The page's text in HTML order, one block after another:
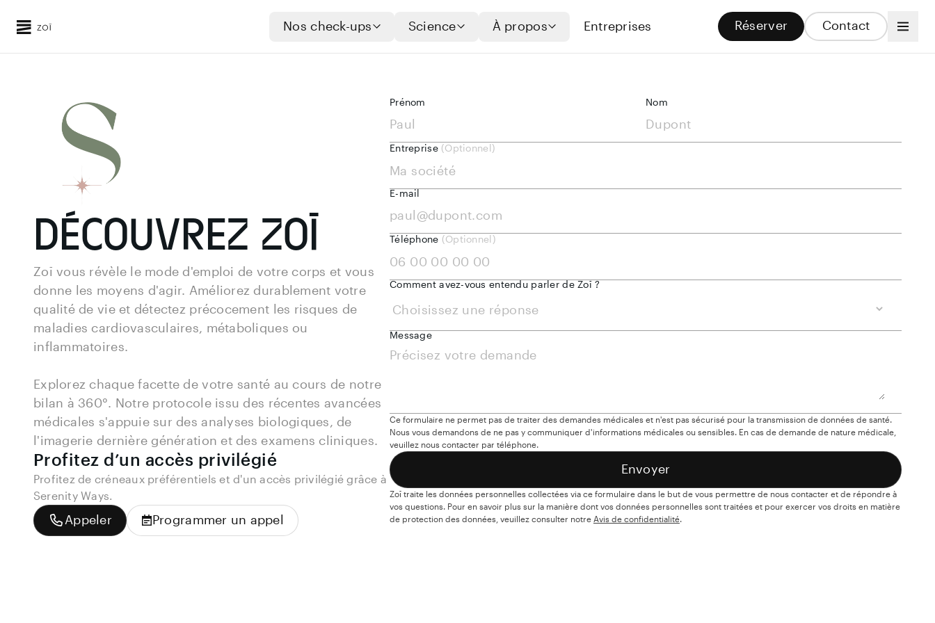
Nos check-ups Science À propos Entreprises Réserver Contact
Découvrez Zoī
Zoī vous révèle le mode d'emploi de votre corps et vous
donne les moyens d'agir. Améliorez durablement votre
qualité de vie et détectez précocement les risques de
maladies cardiovasculaires, métaboliques ou
inflammatoires.
Explorez chaque facette de votre santé au cours de notre
bilan à 360°. Notre protocole issu des récentes avancées
médicales s'appuie sur des analyses biologiques, de
l'imagerie dernière génération et des examens cliniques.
Profitez d’un accès privilégié
Profitez de créneaux préférentiels et d'un accès privilégié grâce à
Serenity Ways.
Appeler Programmer un appel
Prénom Nom
Entreprise ( Optionnel )
E-mail
Téléphone ( Optionnel )
Comment avez-vous entendu parler de Zoī ?
Message
Ce formulaire ne permet pas de traiter des demandes médicales et n'est pas sécurisé pour la transmission de données de santé.
Nous vous demandons de ne pas y communiquer d'informations médicales ou sensibles. En cas de demande de nature médicale,
veuillez nous contacter par téléphone.
Envoyer
Zoī traite les données personnelles collectées via ce formulaire dans le but de vous permettre de nous contacter et de répondre à
vos questions. Pour en savoir plus sur la manière dont vos données personnelles sont traitées et pour exercer vos droits en matière
de protection des données, veuillez consulter notre Avis de confidentialité.